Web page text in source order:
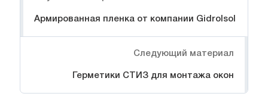
Армированная пленка от компании GidroIsol
Следующий материал
Герметики СТИЗ для монтажа окон